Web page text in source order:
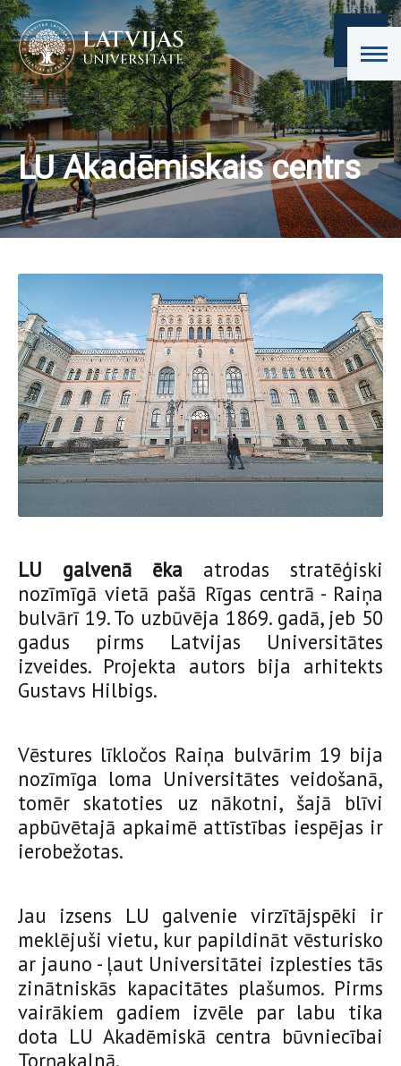
LU Akadēmiskais centrs
LU galvenā ēka atrodas stratēģiski
nozīmīgā vietā pašā Rīgas centrā - Raiņa
bulvārī 19. To uzbūvēja 1869. gadā, jeb 50
gadus pirms Latvijas Universitātes
izveides. Projekta autors bija arhitekts
Gustavs Hilbigs.
Vēstures līkločos Raiņa bulvārim 19 bija
nozīmīga loma Universitātes veidošanā,
tomēr skatoties uz nākotni, šajā blīvi
apbūvētajā apkaimē attīstības iespējas ir
ierobežotas.
Jau izsens LU galvenie virzītājspēki ir
meklējuši vietu, kur papildināt vēsturisko
ar jauno - ļaut Universitātei izplesties tās
zinātniskās kapacitātes plašumos. Pirms
vairākiem gadiem izvēle par labu tika
dota LU Akadēmiskā centra būvniecībai
Torņakalnā.